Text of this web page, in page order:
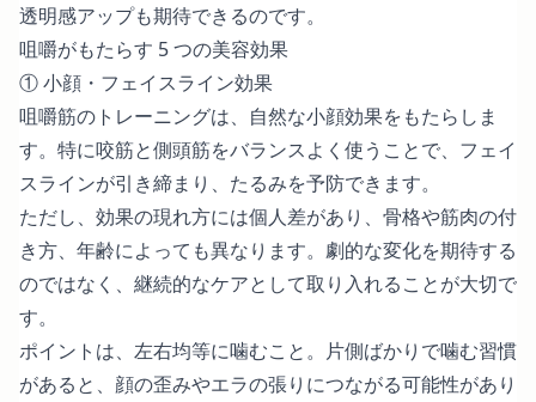
透明感アップも期待できるのです。
咀嚼がもたらす 5 つの美容効果
① 小顔・フェイスライン効果
咀嚼筋のトレーニングは、自然な小顔効果をもたらしま
す。特に咬筋と側頭筋をバランスよく使うことで、フェイ
スラインが引き締まり、たるみを予防できます。
ただし、効果の現れ方には個人差があり、骨格や筋肉の付
き方、年齢によっても異なります。劇的な変化を期待する
のではなく、継続的なケアとして取り入れることが大切で
す。
ポイントは、左右均等に噛むこと。片側ばかりで噛む習慣
があると、顔の歪みやエラの張りにつながる可能性があり